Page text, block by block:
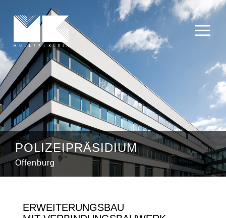
a
POLIZEIPRÄSIDIUM
Offenburg
ERWEITERUNGSBAU